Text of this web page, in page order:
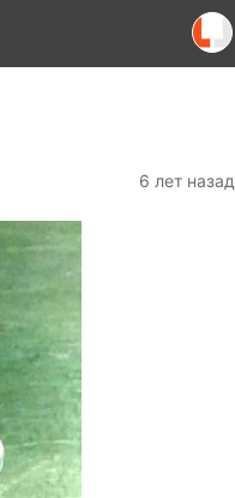
6 лет назад